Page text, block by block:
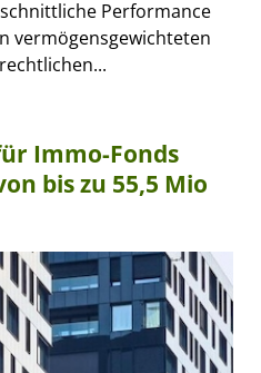
Performance
vermögensgewichteten
Immo-Fonds
bis zu 55,5 Mio